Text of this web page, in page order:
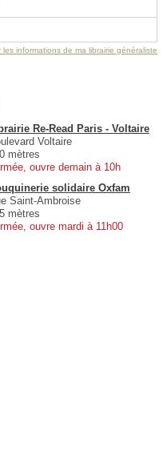
les informations de ma librairie généraliste
Re-Read Paris - Voltaire
Voltaire
mètres
ouvre demain à 10h
solidaire Oxfam
Saint-Ambroise
mètres
ouvre mardi à 11h00